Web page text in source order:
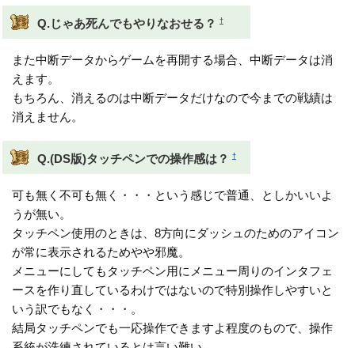
Q.じゃあ死んでもやりなおせる？ †
また中断データからゲームを再開する場合、中断データは消
えます。
もちろん、消えるのは中断データだけなので今までの戦績は
消えません。
Q.(DS版)タッチペンでの操作感は？ †
可も無く不可も無く・・・という感じで普通、としかいいよ
うが無い。
タッチペン使用のときは、8方向にダッシュのためのアイコン
が常に表示されるためやや邪魔。
メニューにしてもタッチペン用にメニュー周りのインタフェ
ースを作り直しているわけではないので特別操作しやすいと
いう訳でもなく・・・。
結局タッチペンでも一応操作できますよ程度のもので、操作